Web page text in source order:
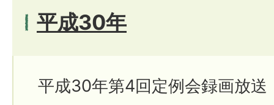
平成30年
平成30年第4回定例会録画放送